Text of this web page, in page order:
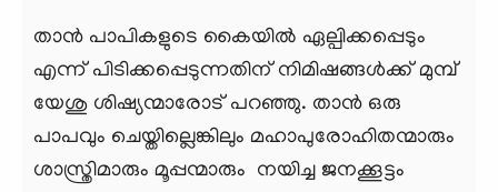
താന്‍ പാപികളുടെ കൈയില്‍ ഏല്പിക്കപ്പെടും
എന്ന് പിടിക്കപ്പെടുന്നതിന് നിമിഷങ്ങള്‍ക്ക് മുമ്പ്
യേശു ശിഷ്യന്മാരോട് പറഞ്ഞു. താന്‍ ഒരു
പാപവും ചെയ്തില്ലെങ്കിലും മഹാപുരോഹിതന്മാരും
ശാസ്ത്രിമാരും മൂപ്പന്മാരും നയിച്ച ജനക്കൂട്ടം